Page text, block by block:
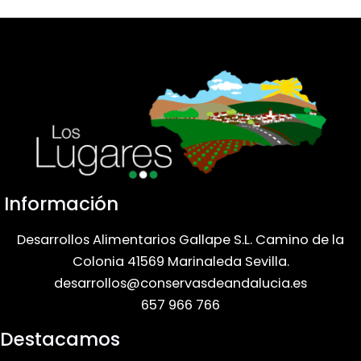
Información
Desarrollos Alimentarios Gallape S.L. Camino de la
Colonia 41569 Marinaleda Sevilla.
desarrollos@conservasdeandalucia.es
657 966 766
Destacamos